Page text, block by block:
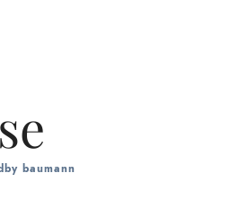
baumann